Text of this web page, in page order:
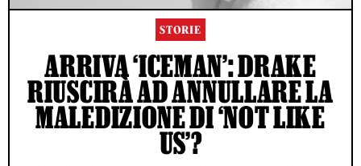
STORIE
ARRIVA ‘ICEMAN’: DRAKE
RIUSCIRÀ AD ANNULLARE LA
MALEDIZIONE DI ‘NOT LIKE
US’?